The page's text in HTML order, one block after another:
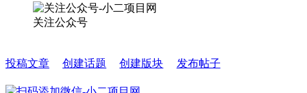
关注公众号
投稿文章 创建话题 创建版块 发布帖子